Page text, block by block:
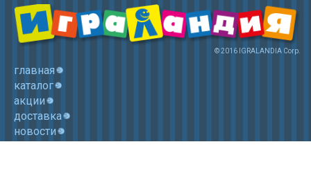
© 2016 IGRALANDIA Corp.
главная
каталог
акции
доставка
новости